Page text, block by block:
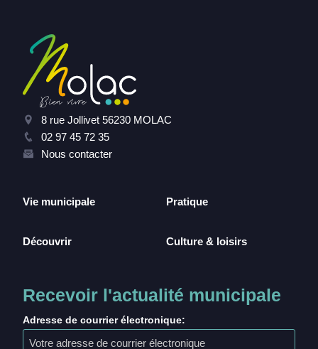
8 rue Jollivet 56230 MOLAC
02 97 45 72 35
Nous contacter
Vie municipale
Découvrir
Pratique
Culture & loisirs
Recevoir l'actualité municipale
Adresse de courrier électronique: